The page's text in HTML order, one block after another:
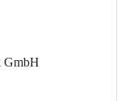
GmbH